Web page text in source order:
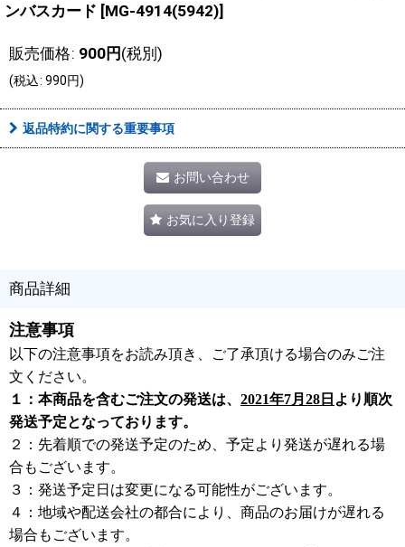
ンバスカード [MG-4914(5942)]
販売価格: 900円 (税別)
(税込: 990円)
返品特約に関する重要事項
お問い合わせ
お気に入り登録
商品詳細
注意事項
以下の注意事項をお読み頂き、ご了承頂ける場合のみご注
文ください。
１：本商品を含むご注文の発送は、 2021年7月28日 より順次
発送予定となっております。
２：先着順での発送予定のため、予定より発送が遅れる場
合もございます。
３：発送予定日は変更になる可能性がございます。
４：地域や配送会社の都合により、商品のお届けが遅れる
場合もございます。